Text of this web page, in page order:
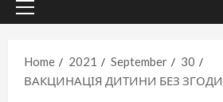
Primary
Home
2021 September
30
ВАКЦИНАЦІЯ ДИТИНИ БЕЗ ЗГОДИ